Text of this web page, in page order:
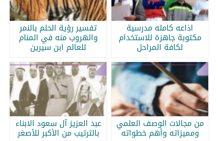
اذاعه كامله مدرسية
مكتوبة جاهزة للاستخدام
لكافة المراحل
تفسير رؤية الحلم بالنمر
والهروب منه في المنام
للعالم ابن سيرين
من مجالات الوصف العلمي
ومميزاته وأهم خطواته
عبد العزيز آل سعود الابناء
بالترتيب من الأكبر للأصغر